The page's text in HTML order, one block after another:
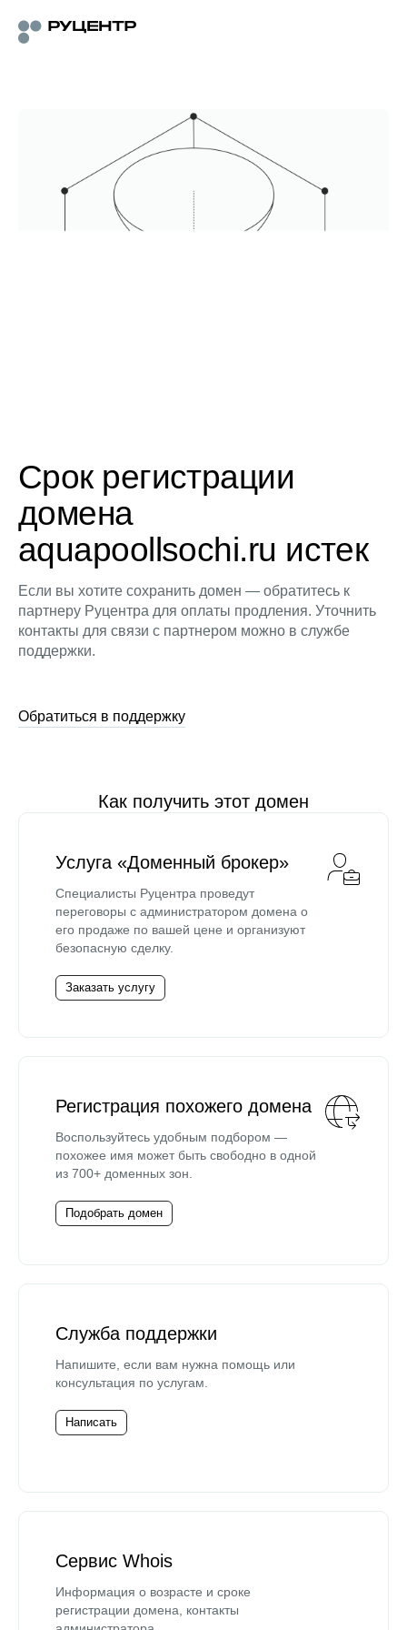
Срок регистрации
домена
aquapoollsochi.ru истек
Если вы хотите сохранить домен — обратитесь к
партнеру Руцентра для оплаты продления. Уточнить
контакты для связи с партнером можно в службе
поддержки.
Обратиться в поддержку
Как получить этот домен
Услуга «Доменный брокер»
Специалисты Руцентра проведут
переговоры с администратором домена о
его продаже по вашей цене и организуют
безопасную сделку.
Заказать услугу
Регистрация похожего домена
Воспользуйтесь удобным подбором —
похожее имя может быть свободно в одной
из 700+ доменных зон.
Подобрать домен
Служба поддержки
Напишите, если вам нужна помощь или
консультация по услугам.
Написать
Сервис Whois
Информация о возрасте и сроке
регистрации домена, контакты